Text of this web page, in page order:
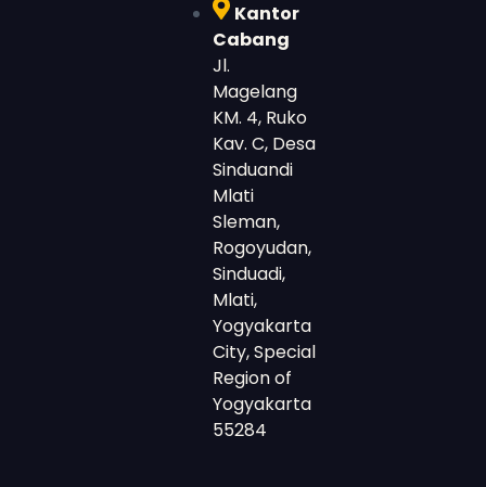
Kantor
Cabang
Jl.
Magelang
KM. 4, Ruko
Kav. C, Desa
Sinduandi
Mlati
Sleman,
Rogoyudan,
Sinduadi,
Mlati,
Yogyakarta
City, Special
Region of
Yogyakarta
55284